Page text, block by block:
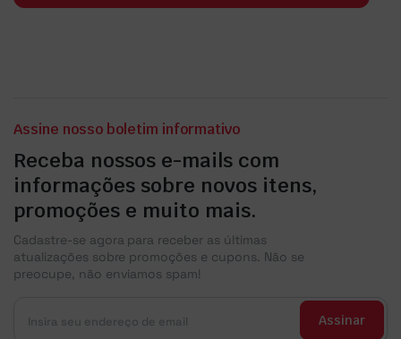
Assine nosso boletim informativo
Receba nossos e-mails com
informações sobre novos itens,
promoções e muito mais.
Cadastre-se agora para receber as últimas
atualizações sobre promoções e cupons. Não se
preocupe, não enviamos spam!
Assinar